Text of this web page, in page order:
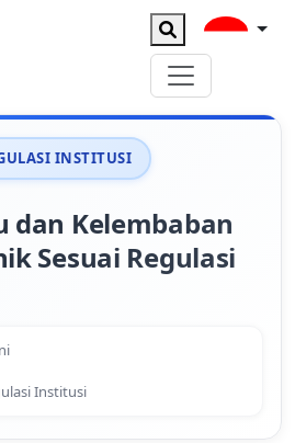
INSTITUSI
dan Kelembaban
Sesuai Regulasi
Institusi